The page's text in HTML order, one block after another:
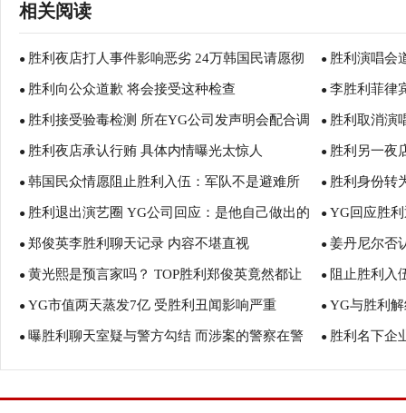
相关阅读
● 胜利夜店打人事件影响恶劣 24万韩国民请愿彻
查真相
● 胜利演唱会
● 胜利向公众道歉 将会接受这种检查 ● 李胜利菲律
● 胜利接受验毒检测 所在YG公司发声明会配合调
查
● 胜利取消演
● 胜利夜店承认行贿 具体内情曝光太惊人 ● 胜利另一夜
● 韩国民众情愿阻止胜利入伍：军队不是避难所 ● 胜利身份转
● 胜利退出演艺圈 YG公司回应：是他自己做出的
决定
● YG回应胜
● 郑俊英李胜利聊天记录 内容不堪直视 ● 姜丹尼尔否
● 黄光熙是预言家吗？ TOP胜利郑俊英竟然都让
他言中了！
● 阻止胜利入
● YG市值两天蒸发7亿 受胜利丑闻影响严重 ● YG与胜利
● 曝胜利聊天室疑与警方勾结 而涉案的警察在警
界的地位很高
● 胜利名下企